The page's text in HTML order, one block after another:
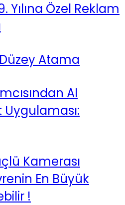
Yılına Özel Reklam
Atama
AI
Uygulaması:
Kamerası
En Büyük
!